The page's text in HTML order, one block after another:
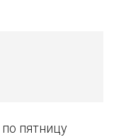
пятницу